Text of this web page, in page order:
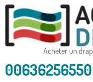
Acheter un
00636256550